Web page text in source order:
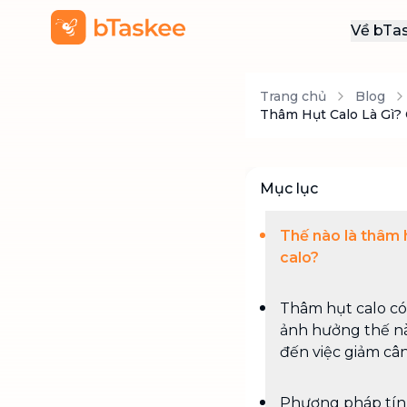
Về
Trang chủ Blog
Thâm Hụt Calo Là
Mục lục
Thế nào là thâm
calo?
Thâm hụt calo có
ảnh hưởng thế
đến việc giảm
Phương pháp